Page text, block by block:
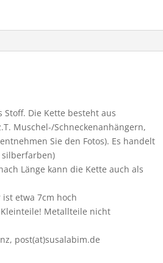
Die Kette besteht aus
Muschel-/Schneckenanhängern,
Sie den Fotos). Es handelt
silberfarben)
Länge kann die Kette auch als
etwa 7cm hoch
Metallteile nicht
post(at)susalabim.de